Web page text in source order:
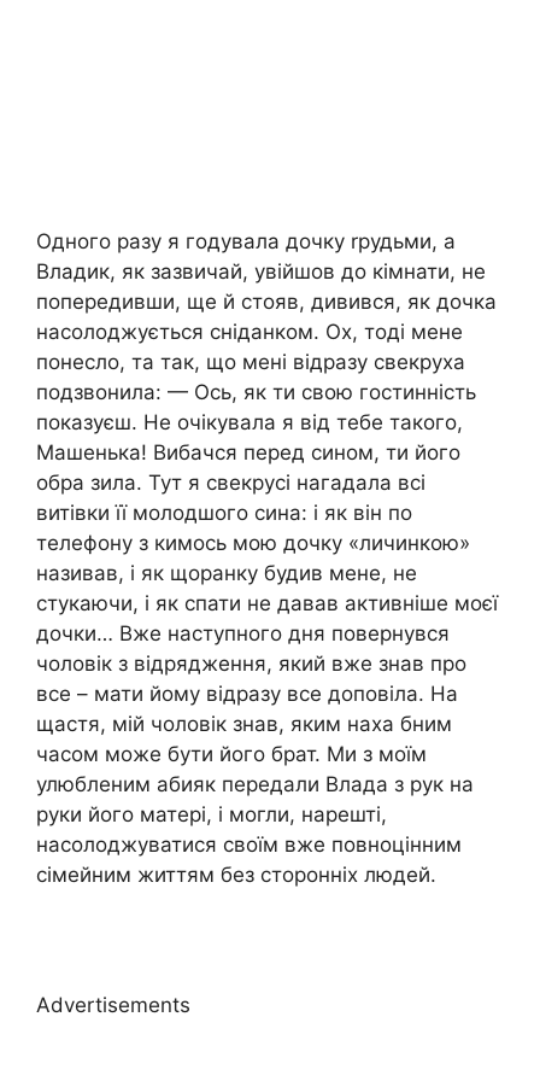
Одного разу я годувала дочку rрудьми, а
Владик, як зазвичай, увійшов до кімнати, не
попередивши, ще й стояв, дивився, як дочка
насолоджується сніданком. Ох, тоді мене
понесло, та так, що мені відразу свекруха
подзвонила: — Ось, як ти свою гостинність
показуєш. Не очікувала я від тебе такого,
Машенька! Вибачся перед сином, ти його
обра зила. Тут я свекрусі нагадала всі
витівки її молодшого сина: і як він по
телефону з кимось мою дочку «личинкою»
називав, і як щоранку будив мене, не
стукаючи, і як спати не давав активніше моєї
дочки… Вже наступного дня повернувся
чоловік з відрядження, який вже знав про
все – мати йому відразу все доповіла. На
щастя, мій чоловік знав, яким наха бним
часом може бути його брат. Ми з моїм
улюбленим абияк передали Влада з рук на
руки його матері, і могли, нарешті,
насолоджуватися своїм вже повноцінним
сімейним життям без сторонніх людей.
Advertisements